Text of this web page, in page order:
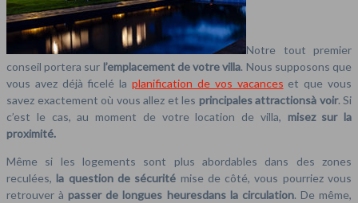
Notre tout premier
conseil portera sur l’emplacement de votre villa. Nous supposons que
vous avez déjà ficelé laplanification de vos vacances et que vous
savez exactement où vous allez et les principales attractionsà voir. Si
c’est le cas, au moment de votre location de villa, misez sur la
proximité.
Même si les logements sont plus abordables dans des zones
reculées, la question de sécurité mise de côté, vous pourriez vous
retrouver à passer de longues heuresdans la circulation. De même,